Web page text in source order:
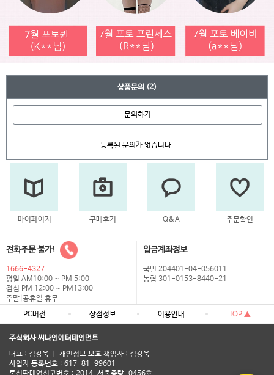
상품문의 (2)
문의하기
등록된 문의가 없습니다.
마이페이지 구매후기 Q&A 주문확인
전화주문 불가!
1666-4327
평일 AM10:00 ~ PM 5:00
점심 PM 12:00 ~ PM13:00
주말|공휴일 휴무
입금계좌정보
국민 204401-04-056011
농협 301-0153-8440-21
PC버전 상점정보 이용안내 TOP ▲
주식회사 씨나인에터테인먼트
대표 : 김강욱 ㅣ 개인정보 보호 책임자 : 김강욱
사업자 등록번호 : 617-81-99601